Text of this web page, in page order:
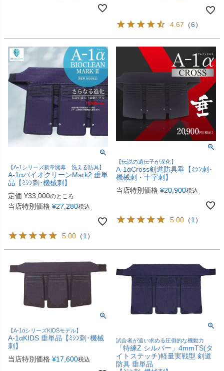
4.67 （6）
【A-1シリーズ新章開幕 洗える防具】
A-1αバイオクリーンMark2 垂単
品【ﾐｼﾝ刺･機械刺】
定価 ¥33,000のところ
当店特別価格 ¥27,280税込
5.00 （1）
【伝説の遺伝子が深化】
A-1αCross剣道防具垂【ﾐｼﾝ刺･
機械刺・十字刺】
当店特別価格 ¥20,900税込
5.00 （1 ）
【A-1αシリーズKIDSモデル】
A-1αKIDS 垂単品【ﾐｼﾝ刺･機械
刺】
当店特別価格 ¥17,600税込
試合者が追い求める圧倒的な機動力
「特練Z シルバー」4mmTS(タ
イトステッチ)軽量実戦型 剣道
防具 垂単品